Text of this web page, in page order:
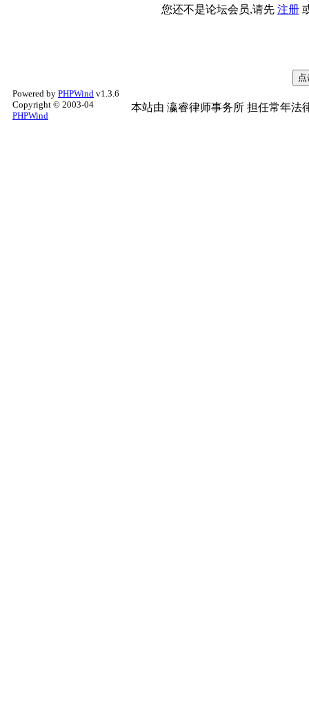
您还不是论坛会员,请先 注册
Powered by PHPWind v1.3.6
Copyright © 2003-04
PHPWind
本站由 瀛睿律师事务所 担任常年法